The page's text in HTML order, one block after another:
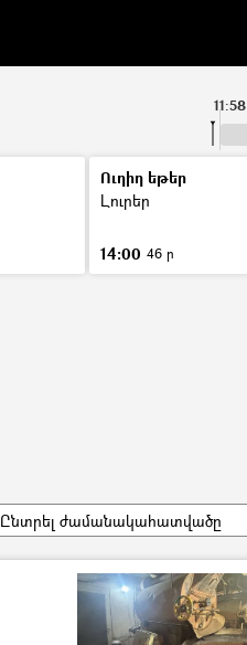
11:58
Ուղիղ եթեր
Լուրեր
14:00 46 ր
Ընտրել ժամանակահատվածը